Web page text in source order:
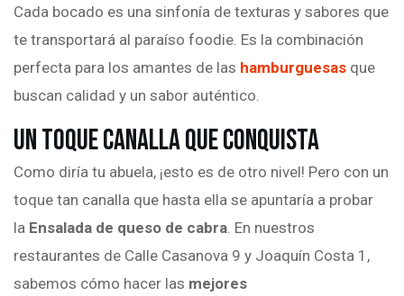
Cada bocado es una sinfonía de texturas y sabores que
te transportará al paraíso foodie. Es la combinación
perfecta para los amantes de las hamburguesas que
buscan calidad y un sabor auténtico.
Un Toque Canalla que Conquista
Como diría tu abuela, ¡esto es de otro nivel! Pero con un
toque tan canalla que hasta ella se apuntaría a probar
la Ensalada de queso de cabra. En nuestros
restaurantes de Calle Casanova 9 y Joaquín Costa 1,
sabemos cómo hacer las mejores